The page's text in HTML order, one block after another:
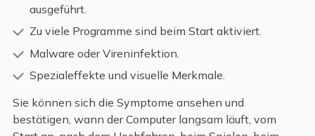
ausgeführt.
Zu viele Programme sind beim Start aktiviert.
Malware oder Vireninfektion.
Spezialeffekte und visuelle Merkmale.
Sie können sich die Symptome ansehen und
bestätigen, wann der Computer langsam läuft, vom